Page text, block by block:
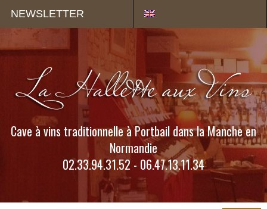
NEWSLETTER
Cave à vins traditionnelle à Portbail dans la Manche en
Normandie
02.33.94.31.52 - 06.47.13.11.34
Panneau de gestion des cookies